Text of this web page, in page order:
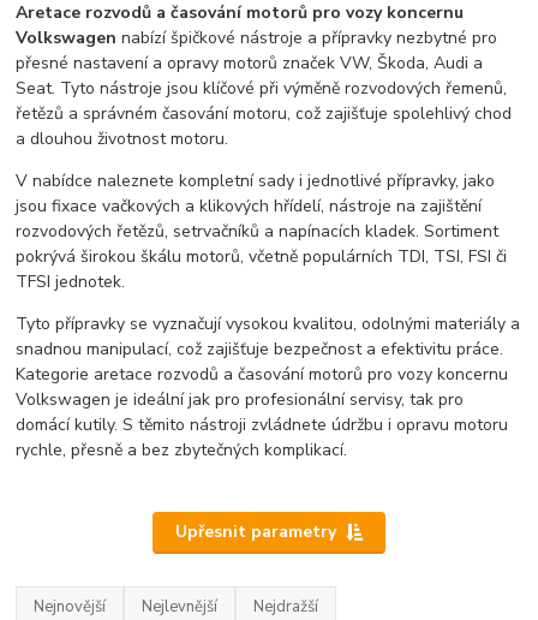
Aretace rozvodů a časování motorů pro vozy koncernu
Volkswagen nabízí špičkové nástroje a přípravky nezbytné pro
přesné nastavení a opravy motorů značek VW, Škoda, Audi a
Seat. Tyto nástroje jsou klíčové při výměně rozvodových řemenů,
řetězů a správném časování motoru, což zajišťuje spolehlivý chod
a dlouhou životnost motoru.
V nabídce naleznete kompletní sady i jednotlivé přípravky, jako
jsou fixace vačkových a klikových hřídelí, nástroje na zajištění
rozvodových řetězů, setrvačníků a napínacích kladek. Sortiment
pokrývá širokou škálu motorů, včetně populárních TDI, TSI, FSI či
TFSI jednotek.
Tyto přípravky se vyznačují vysokou kvalitou, odolnými materiály a
snadnou manipulací, což zajišťuje bezpečnost a efektivitu práce.
Kategorie aretace rozvodů a časování motorů pro vozy koncernu
Volkswagen je ideální jak pro profesionální servisy, tak pro
domácí kutily. S těmito nástroji zvládnete údržbu i opravu motoru
rychle, přesně a bez zbytečných komplikací.
Upřesnit parametry
Nejnovější Nejlevnější Nejdražší